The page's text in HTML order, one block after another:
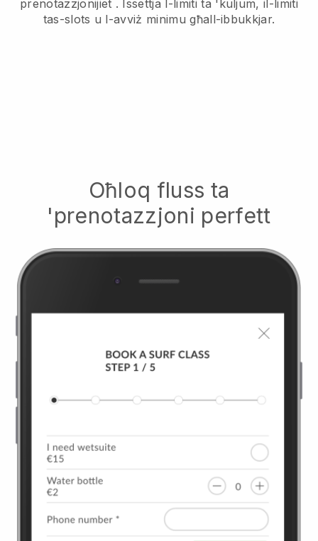
prenotazzjonijiet . Issettja l-limiti ta 'kuljum, il-limiti
tas-slots u l-avviż minimu għall-ibbukkjar.
Oħloq fluss ta
'prenotazzjoni perfett